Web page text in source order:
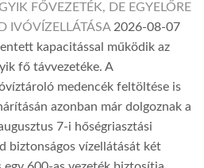
FŐVEZETÉK, DE EGYELŐRE
IVÓVÍZELLÁTÁSA 2026-08-07
kapacitással működik az
fő távvezetéke. A
medencék feltöltése is
azonban már dolgoznak a
7-i hőségriasztási
biztonságos vízellátását két